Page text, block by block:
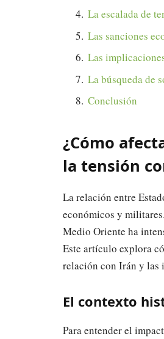
La escalada de
Las sanciones
Las
La búsqueda de
Conclusión
¿Cómo
la tensión
La relación entre
económicos y
Medio Oriente ha
Este artículo explora
relación con Irán y las
El contexto
Para entender el